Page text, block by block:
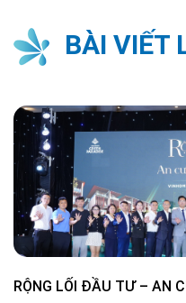
BÀI VIẾT
RỘNG LỐI ĐẦU TƯ – AN